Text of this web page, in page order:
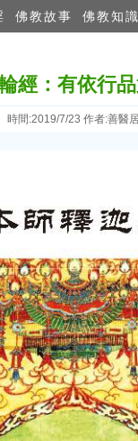
佛教故事 佛教知識
經：有依行
時間:2019/7/23 作者:善醫